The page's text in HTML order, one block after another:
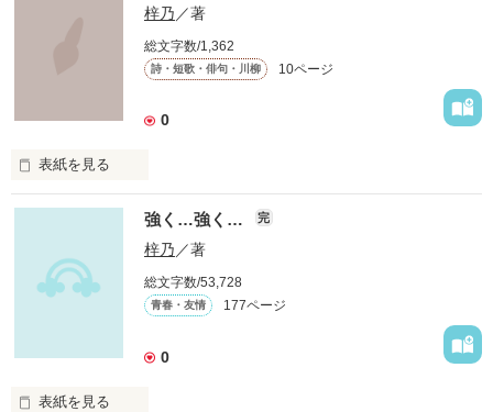
２人の恋は前途多難です……
図書室に来なくなってしまって…
作品を読む
梓乃 ／著
総文字数/1,362
詩・短歌・俳句・川柳 10ページ
0
表紙を見る
あたしのもとから離れていったキミ
もう伝えられないあたしの想い
強く…強く… 完
梓乃／著
総文字数/53,728
青春・友情 177ページ
0
表紙を見る